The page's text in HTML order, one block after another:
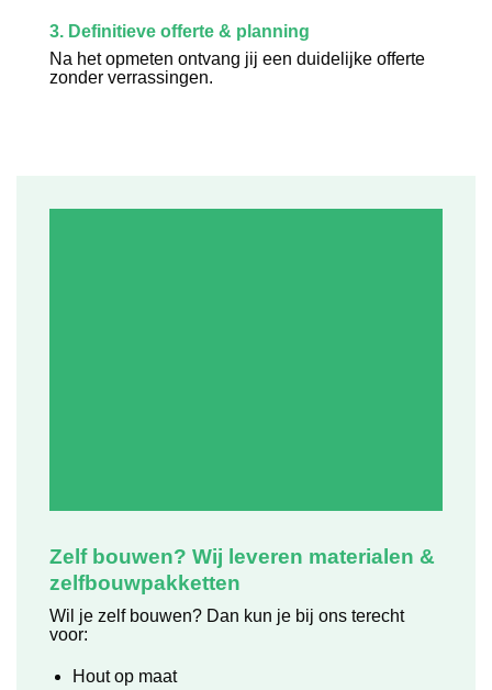
3. Definitieve offerte & planning
Na het opmeten ontvang jij een duidelijke offerte
zonder verrassingen.
Zelf bouwen? Wij leveren materialen &
zelfbouwpakketten
Wil je zelf bouwen? Dan kun je bij ons terecht
voor:
Hout op maat